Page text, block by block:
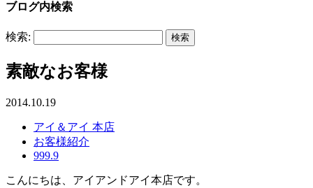
ブログ内検索
検索:
素敵なお客様
2014.10.19
アイ＆アイ 本店
お客様紹介
999.9
こんにちは、アイアンドアイ本店です。